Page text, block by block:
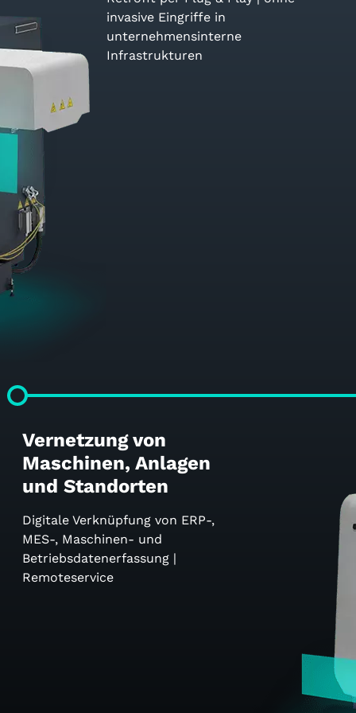
invasive Eingriffe in
unternehmensinterne
Infrastrukturen
Vernetzung von
Maschinen, Anlagen
und Standorten
Digitale Verknüpfung von ERP-,
MES-, Maschinen- und
Betriebsdatenerfassung |
Remoteservice